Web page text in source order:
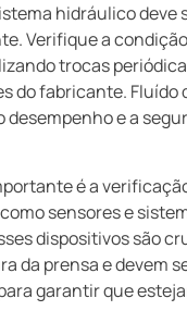
hidráulico deve
Verifique a
trocas
do fabricante. Fluído
desempenho e a
é a
sensores e
dispositivos são
da prensa e devem
garantir que